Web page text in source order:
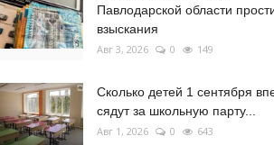
Павлодарской области
взыскания
Авг 3, 2026 0 149
Сколько детей 1 сентября
сядут за школьную парту...
Авг 1, 2026 0 643